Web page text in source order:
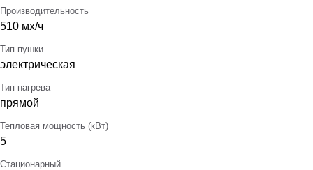
Производительность
510 мх/ч
Тип пушки
электрическая
Тип нагрева
прямой
Тепловая мощность (кВт)
5
Стационарный